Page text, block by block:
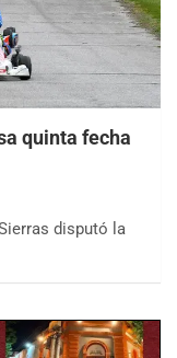
quinta fecha
disputó la